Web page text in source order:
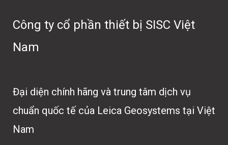
Công ty cổ phần thiết bị SISC Việt
Nam
Đại diện chính hãng và trung tâm dịch vụ
chuẩn quốc tế của Leica Geosystems tại Việt
Nam